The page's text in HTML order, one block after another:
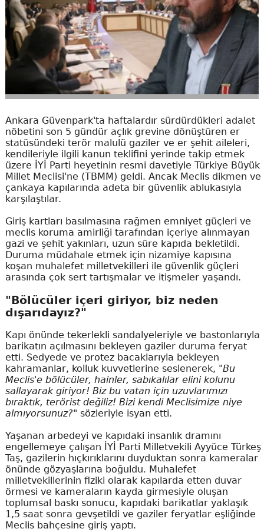
Ankara Güvenpark'ta haftalardır sürdürdükleri adalet
nöbetini son 5 gündür açlık grevine dönüştüren er
statüsündeki terör malulü gaziler ve er şehit aileleri,
kendileriyle ilgili kanun teklifini yerinde takip etmek
üzere İYİ Parti heyetinin resmi davetiyle Türkiye Büyük
Millet Meclisi'ne (TBMM) geldi. Ancak Meclis dikmen ve
çankaya kapılarında adeta bir güvenlik ablukasıyla
karşılaştılar.
Giriş kartları basılmasına rağmen emniyet güçleri ve
meclis koruma amirliği tarafından içeriye alınmayan
gazi ve şehit yakınları, uzun süre kapıda bekletildi.
Duruma müdahale etmek için nizamiye kapısına
koşan muhalefet milletvekilleri ile güvenlik güçleri
arasında çok sert tartışmalar ve itişmeler yaşandı.
"Bölücüler içeri giriyor, biz neden
dışarıdayız?"
Kapı önünde tekerlekli sandalyeleriyle ve bastonlarıyla
barikatın açılmasını bekleyen gaziler duruma feryat
etti. Sedyede ve protez bacaklarıyla bekleyen
kahramanlar, kolluk kuvvetlerine seslenerek, "Bu
Meclis'e bölücüler, hainler, sabıkalılar elini kolunu
sallayarak giriyor! Biz bu vatan için uzuvlarımızı
bıraktık, terörist değiliz! Bizi kendi Meclisimize niye
almıyorsunuz?" sözleriyle isyan etti.
Yaşanan arbedeyi ve kapıdaki insanlık dramını
engellemeye çalışan İYİ Parti Milletvekili Ayyüce Türkeş
Taş, gazilerin hıçkırıklarını duyduktan sonra kameralar
önünde gözyaşlarına boğuldu. Muhalefet
milletvekillerinin fiziki olarak kapılarda etten duvar
örmesi ve kameraların kayda girmesiyle oluşan
toplumsal baskı sonucu, kapıdaki barikatlar yaklaşık
1,5 saat sonra gevşetildi ve gaziler feryatlar eşliğinde
Meclis bahçesine giriş yaptı.